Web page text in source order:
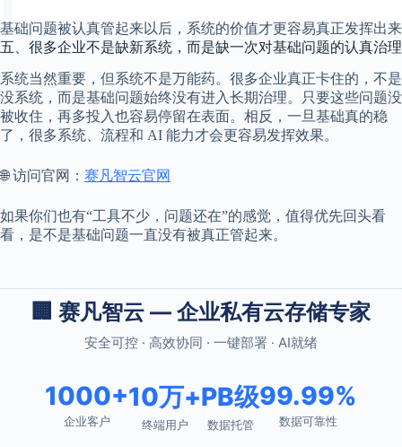
基础问题被认真管起来以后，系统的价值才更容易真正发挥出来
五、很多企业不是缺新系统，而是缺一次对基础问题的认真治理
系统当然重要，但系统不是万能药。很多企业真正卡住的，不是
没系统，而是基础问题始终没有进入长期治理。只要这些问题没
被收住，再多投入也容易停留在表面。相反，一旦基础真的稳
了，很多系统、流程和 AI 能力才会更容易发挥效果。
🌐 访问官网： 赛凡智云官网
如果你们也有“工具不少，问题还在”的感觉，值得优先回头看
看，是不是基础问题一直没有被真正管起来。
🏢 赛凡智云 — 企业私有云存储专家
安全可控 · 高效协同 · 一键部署 · AI就绪
1000+
企业客户
10万+
终端用户
PB级
数据托管
99.99%
数据可靠性